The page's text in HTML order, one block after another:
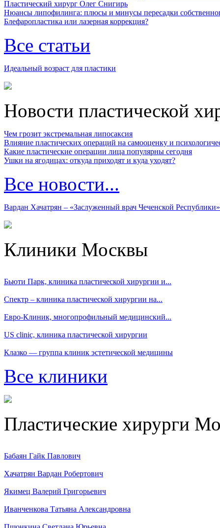
Пластический хирург Олег Снигирь
Нюансы липофилинга: плюсы и минусы пересадки
Блефаропластика или лазерная коррекция?
Все статьи
Идеальный возраст для пластики
Новости пластической
Чем грозит экстремальная липосаксия
Влияние пластических операций на самооценку и
Какие пластические операции лица популярны сегодня
Ушки на ягодицах: откуда приходят и куда уходят?
Все новости...
Вардан Хачатрян – «Заслуженный врач Чеченской Республики»
Клиники Москвы
Бьюти Парк, клиника пластической хирургии и...
Спектр – клиника пластической хирургии на...
Евро-Клиник, многопрофильный медицинский...
US clinic, клиника пластической хирургии
Клазко — группа клиник эстетической медицины
Все клиники
Пластические хирурги
Бабаян Гайк Павлович
Хачатрян Вардан Робертович
Якимец Валерий Григорьевич
Иванченкова Татьяна Александровна